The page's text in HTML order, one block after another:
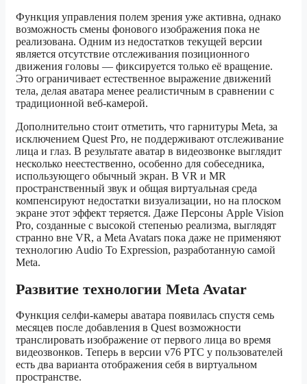
Функция управления полем зрения уже активна, однако
возможность смены фонового изображения пока не
реализована. Одним из недостатков текущей версии
является отсутствие отслеживания позиционного
движения головы — фиксируется только её вращение.
Это ограничивает естественное выражение движений
тела, делая аватара менее реалистичным в сравнении с
традиционной веб-камерой.
Дополнительно стоит отметить, что гарнитуры Meta, за
исключением Quest Pro, не поддерживают отслеживание
лица и глаз. В результате аватар в видеозвонке выглядит
несколько неестественно, особенно для собеседника,
использующего обычный экран. В VR и MR
пространственный звук и общая виртуальная среда
компенсируют недостатки визуализации, но на плоском
экране этот эффект теряется. Даже Персоны Apple Vision
Pro, созданные с высокой степенью реализма, выглядят
странно вне VR, а Meta Avatars пока даже не применяют
технологию Audio To Expression, разработанную самой
Meta.
Развитие технологии Meta Avatar
Функция селфи-камеры аватара появилась спустя семь
месяцев после добавления в Quest возможности
транслировать изображение от первого лица во время
видеозвонков. Теперь в версии v76 PTC у пользователей
есть два варианта отображения себя в виртуальном
пространстве.